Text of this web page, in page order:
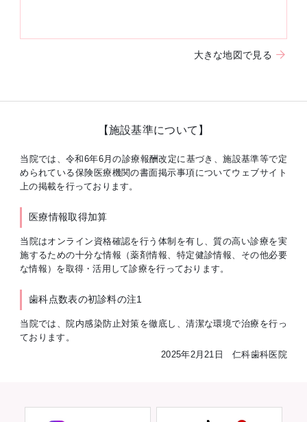
大きな地図で見る
【施設基準について】
当院では、令和6年6月の診療報酬改定に基づき、施設基準等で定
められている保険医療機関の書面掲示事項についてウェブサイト
上の掲載を行っております。
医療情報取得加算
当院はオンライン資格確認を行う体制を有し、質の高い診療を実
施するための十分な情報（薬剤情報、特定健診情報、その他必要
な情報）を取得・活用して診療を行っております。
歯科点数表の初診料の注1
当院では、院内感染防止対策を徹底し、清潔な環境で治療を行っ
ております。
2025年2月21日 仁科歯科医院